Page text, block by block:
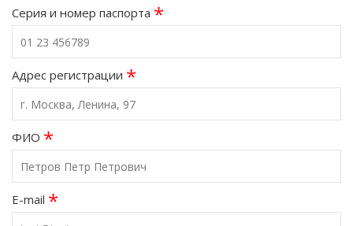
Серия и номер паспорта *
Адрес регистрации *
ФИО *
E-mail *